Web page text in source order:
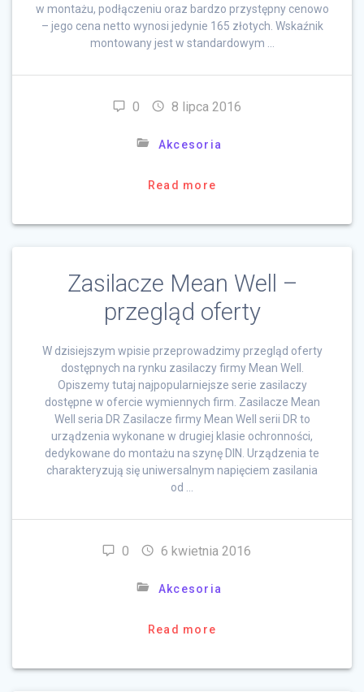
w montażu, podłączeniu oraz bardzo przystępny cenowo
– jego cena netto wynosi jedynie 165 złotych. Wskaźnik
montowany jest w standardowym …
0 8 lipca 2016
Akcesoria
Read more
Zasilacze Mean Well –
przegląd oferty
W dzisiejszym wpisie przeprowadzimy przegląd oferty
dostępnych na rynku zasilaczy firmy Mean Well.
Opiszemy tutaj najpopularniejsze serie zasilaczy
dostępne w ofercie wymiennych firm. Zasilacze Mean
Well seria DR Zasilacze firmy Mean Well serii DR to
urządzenia wykonane w drugiej klasie ochronności,
dedykowane do montażu na szynę DIN. Urządzenia te
charakteryzują się uniwersalnym napięciem zasilania
od …
0 6 kwietnia 2016
Akcesoria
Read more